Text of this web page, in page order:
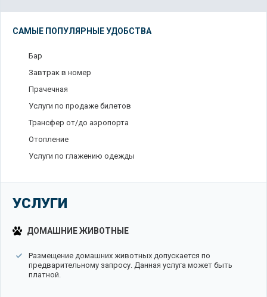
САМЫЕ ПОПУЛЯРНЫЕ УДОБСТВА
Бар
Завтрак в номер
Прачечная
Услуги по продаже билетов
Трансфер от/до аэропорта
Отопление
Услуги по глажению одежды
УСЛУГИ
ДОМАШНИЕ ЖИВОТНЫЕ
Размещение домашних животных допускается по
предварительному запросу. Данная услуга может быть
платной.